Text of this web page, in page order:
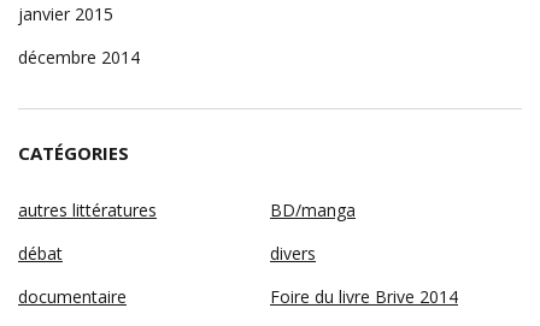
janvier 2015
décembre 2014
CATÉGORIES
autres littératures
BD/manga
débat
divers
documentaire
Foire du livre Brive 2014